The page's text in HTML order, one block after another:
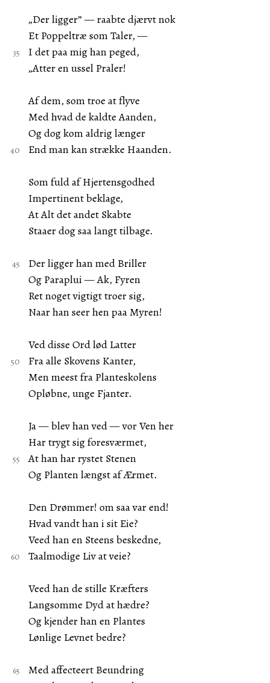
„Der ligger” — raabte djærvt nok
Et Poppeltræ som Taler, —
I det paa mig han peged,
„Atter en ussel Praler!
Af dem, som troe at flyve
Med hvad de kaldte Aanden,
Og dog kom aldrig længer
End man kan strække Haanden.
Som fuld af Hjertensgodhed
Impertinent beklage,
At Alt det andet Skabte
Staaer dog saa langt tilbage.
Der ligger han med Briller
Og Paraplui — Ak, Fyren
Ret noget vigtigt troer sig,
Naar han seer hen paa Myren!
Ved disse Ord lød Latter
Fra alle Skovens Kanter,
Men meest fra Planteskolens
Opløbne, unge Fjanter.
Ja — blev han ved — vor Ven her
Har trygt sig foresværmet,
At han har rystet Stenen
Og Planten længst af Ærmet.
Den Drømmer! om saa var end!
Hvad vandt han i sit Eie?
Veed han en Steens beskedne,
Taalmodige Liv at veie?
Veed han de stille Kræfters
Langsomme Dyd at hædre?
Og kjender han en Plantes
Lønlige Levnet bedre?
Med affecteert Beundring